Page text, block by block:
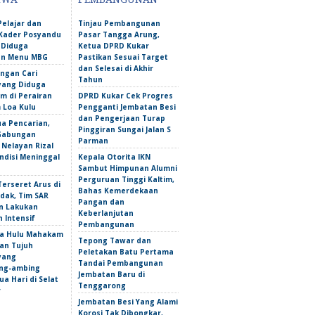
dan
Posyandu
Menu MBG
Cari
Diduga
di Perairan
Loa Kulu
Pencarian,
Rizal
Meninggal
Arus di
Tim SAR
Lakukan
Intensif
Hulu Mahakam
Tujuh
ambing
Hari di Selat
Tinjau Pembangunan
Pasar Tangga Arung,
Ketua DPRD Kukar
Pastikan Sesuai Target
dan Selesai di Akhir
Tahun
DPRD Kukar Cek Progres
Pengganti Jembatan Besi
dan Pengerjaan Turap
Pinggiran Sungai Jalan S
Parman
Kepala Otorita IKN
Sambut Himpunan Alumni
Perguruan Tinggi Kaltim,
Bahas Kemerdekaan
Pangan dan
Keberlanjutan
Pembangunan
Tepong Tawar dan
Peletakan Batu Pertama
Tandai Pembangunan
Jembatan Baru di
Tenggarong
Jembatan Besi Yang Alami
Korosi Tak Dibongkar,